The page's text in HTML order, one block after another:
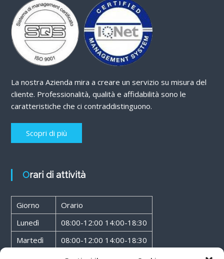
La nostra Azienda mira a creare un servizio su misura del
cliente. Professionalità, qualità e affidabilità sono le
caratteristiche che ci contraddistinguono.
Scopri di più
Orari di attività
Giorno
Orario
Lunedì
08:00-12:00 14:00-18:30
Martedì
08:00-12:00 14:00-18:30